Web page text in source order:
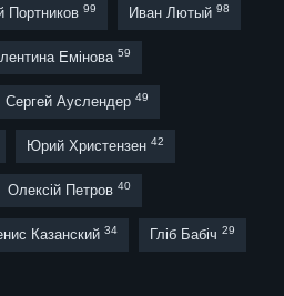
Портников 99 Иван Лютый 98
Емінова 59
Сергей Ауслендер 49
Юрий Христензен 42
Олексій Петров 40
Казанский 34 Гліб Бабіч 29